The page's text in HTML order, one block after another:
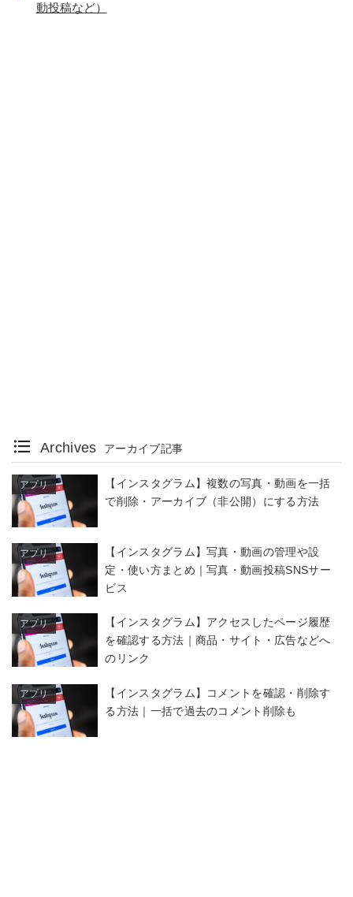
動投稿など）
Archives アーカイブ記事
アプリ
【インスタグラム】複数の写真・動画を一括
で削除・アーカイブ（非公開）にする方法
アプリ
【インスタグラム】写真・動画の管理や設
定・使い方まとめ｜写真・動画投稿SNSサー
ビス
アプリ
【インスタグラム】アクセスしたページ履歴
を確認する方法｜商品・サイト・広告などへ
のリンク
アプリ
【インスタグラム】コメントを確認・削除す
る方法｜一括で過去のコメント削除も